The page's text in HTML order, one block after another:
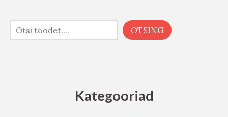
OTSING
Kategooriad